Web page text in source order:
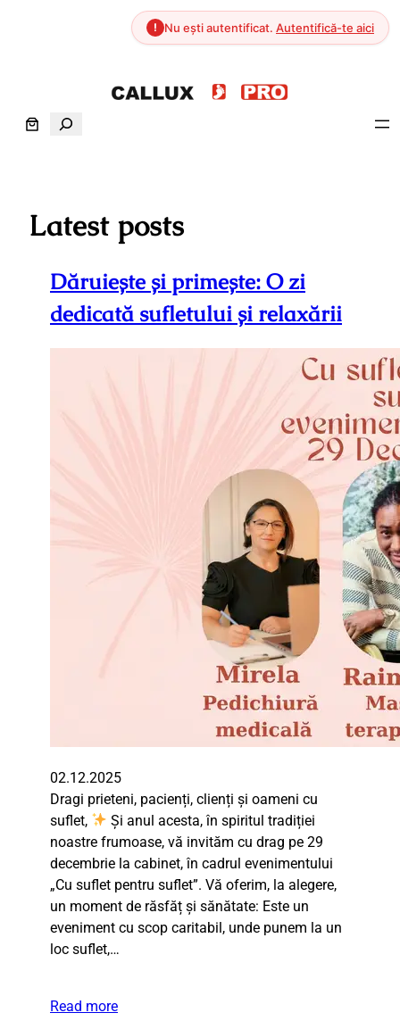
conținut
h
Latest posts
Dăruiește și primește: O zi
dedicată sufletului și relaxării
02.12.2025
Dragi prieteni, pacienți, clienți și oameni cu
suflet,
Și anul acesta, în spiritul tradiției
noastre frumoase, vă invităm cu drag pe 29
decembrie la cabinet, în cadrul evenimentului
„Cu suflet pentru suflet”. Vă oferim, la alegere,
un moment de răsfăț și sănătate: Este un
eveniment cu scop caritabil, unde punem la un
loc suflet,…
Read more
! Nu ești autentificat. Autentifică-te aici